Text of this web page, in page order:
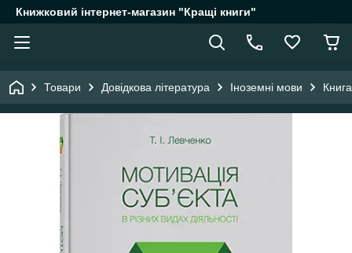
Книжковий інтернет-магазин "Кращі книги"
Товари Довідкова література Іноземні мови